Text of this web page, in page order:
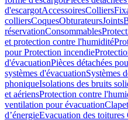
d'escargotAccessoiresColliers
colliersCoquesObturateursJoints
réservationConsommables
et protection contre l'humidité
pour Protection incendie
d'évacuationPièces détachées
systèmes d'évacuationSystèmes
phoniqueIsolations des bruits
et aériensProtection contre
ventilation pour évacuation
d’énergieEvacuation des toitures